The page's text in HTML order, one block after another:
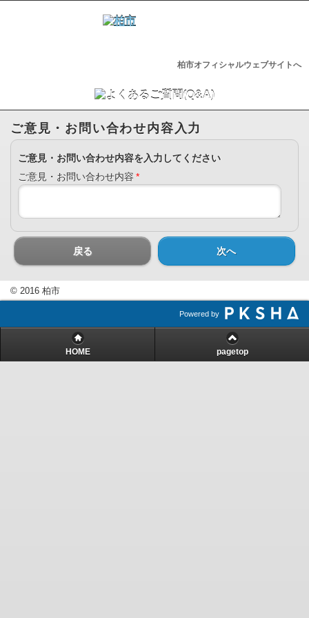
柏市オフィシャルウェブサイトへ
ご意見・お問い合わせ内容入力
ご意見・お問い合わせ内容を入力してください
ご意見・お問い合わせ内容 *
戻る 次へ
© 2016 柏市
Powered by
HOME pagetop